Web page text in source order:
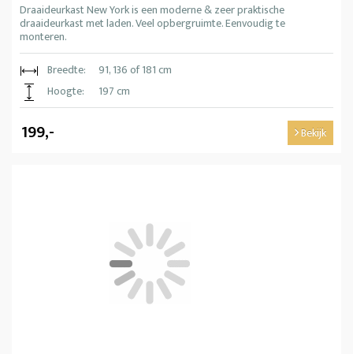
Draaideurkast New York is een moderne & zeer praktische
draaideurkast met laden. Veel opbergruimte. Eenvoudig te
monteren.
Breedte:
91, 136 of 181 cm
Hoogte:
197 cm
199,- Bekijk